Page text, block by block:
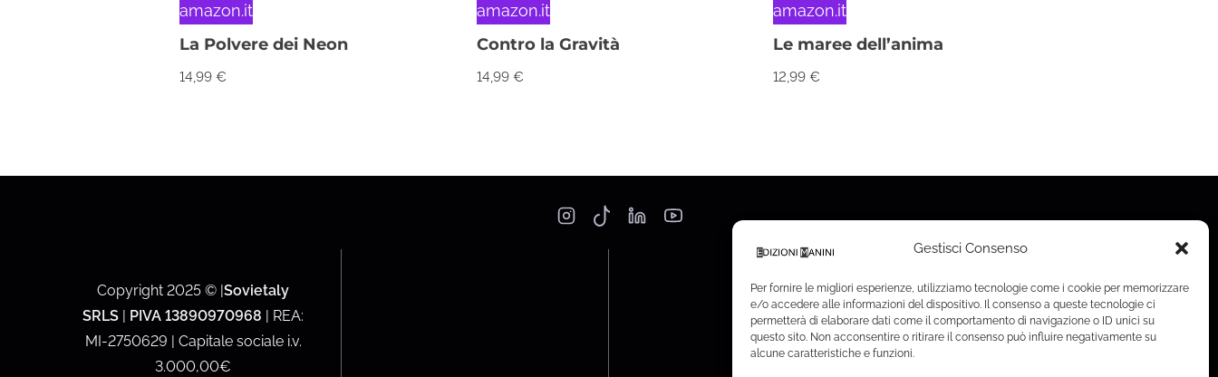
Gestisci Consenso
Per fornire le migliori esperienze, utilizziamo tecnologie come i cookie per memorizzare
e/o accedere alle informazioni del dispositivo. Il consenso a queste tecnologie ci
permetterà di elaborare dati come il comportamento di navigazione o ID unici su
questo sito. Non acconsentire o ritirare il consenso può influire negativamente su
alcune caratteristiche e funzioni.
amazon.it
La Polvere dei Neon
14,99 €
amazon.it
Contro la Gravità
14,99 €
amazon.it
Le maree dell’anima
12,99€
Copyright 2025 © |Sovietaly
SRLS | PIVA 13890970968 | REA:
MI-2750629 | Capitale sociale i.v.
3.000,00€